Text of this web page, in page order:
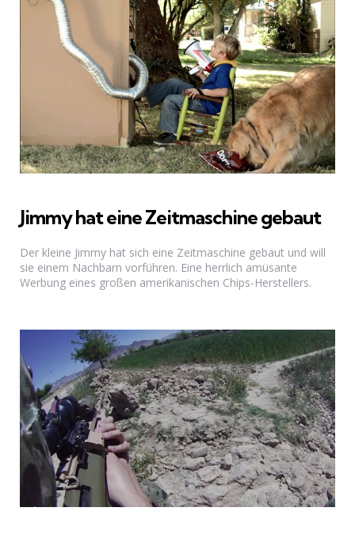
Jimmy hat eine Zeitmaschine gebaut
Der kleine Jimmy hat sich eine Zeitmaschine gebaut und will
sie einem Nachbarn vorführen. Eine herrlich amüsante
Werbung eines großen amerikanischen Chips-Herstellers.